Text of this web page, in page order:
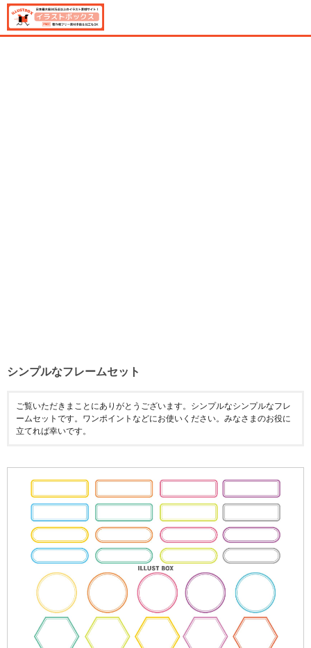
シンプルなフレームセット
ご覧いただきまことにありがとうございます。シンプルなシンプルなフレ
ームセットです。ワンポイントなどにお使いください。みなさまのお役に
立てれば幸いです。